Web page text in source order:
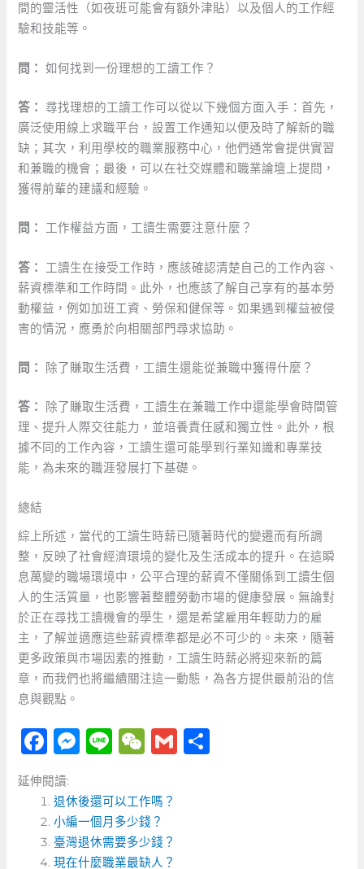
間的靈活性（如夜班可能會有額外津貼）以及個人的工作經
驗和技能等。
問： 如何找到一份理想的工讀工作？
答： 尋找理想的工讀工作可以從以下幾個方面入手：首先，
廣泛使用線上求職平台，設置工作通知以便及時了解新的職
缺；其次，利用學校的職業服務中心，他們通常會提供實習
和兼職的機會；最後，可以在社交媒體和職業論壇上提問，
獲得前輩的建議和經驗。
問： 工作權益方面，工讀生需要注意什麼？
答：
工讀生在接受工作時，應該確認清楚自己的工作內容、
薪資標準和工作時間。此外，也應該了解自己享有的基本勞
動權益，例如加班工資、勞保和健保等。如果遇到權益被侵
害的情況，應勇於向相關部門尋求協助。
問： 除了賺取生活費，工讀生還能從兼職中獲得什麼？
答：
除了賺取生活費，工讀生在兼職工作中還能學會時間管
理、提升人際交往能力，並培養責任感和獨立性。此外，根
據不同的工作內容，工讀生還可能學到行業知識和專業技
能，為未來的職涯發展打下基礎。
總結
綜上所述，當代的工讀生時薪已隨著時代的變遷而有所調
整，反映了社會經濟環境的變化及生活成本的提升。在這瞬
息萬變的職場環境中，公平合理的薪資不僅關係到工讀生個
人的生活質量，也影響著整體勞動市場的健康發展。無論對
於正在尋找工讀機會的學生，還是希望雇用年輕助力的雇
主，了解並適應這些薪資標準都是必不可少的。未來，隨著
更多政策與市場因素的推動，工讀生時薪必將迎來新的篇
章，而我們也將繼續關注這一動態，為各方提供最前沿的信
息與觀點。
F
a
c
e
b
M
ss
e
n
Li
e
W
C
h
a
G
延伸閱讀:
退休後還可以工作嗎？
小編一個月多少錢？
臺灣退休需要多少錢？
現在什麼職業最缺人？